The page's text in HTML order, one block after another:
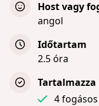
Host vagy
angol
Időtartam
2.5 óra
Tartalmazza
4